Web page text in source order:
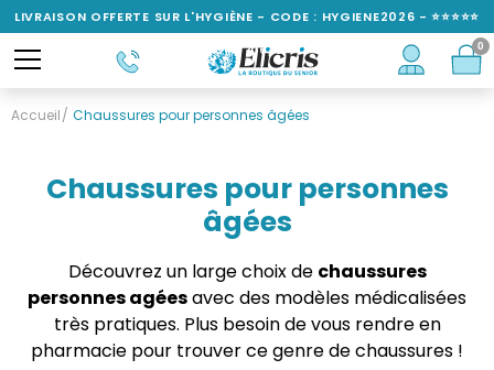
Accueil Chaussures pour personnes âgées
Chaussures pour personnes
âgées
Découvrez un large choix de chaussures
personnes agéesavec des modèles médicalisées
très pratiques. Plus besoin de vous rendre en
pharmacie pour trouver ce genre de chaussures !
LIVRAISON OFFERTE SUR L'HYGIÈNE - CODE : HYGIENE2026 - ⭐⭐⭐⭐⭐
NOTÉ 4,6/5
0